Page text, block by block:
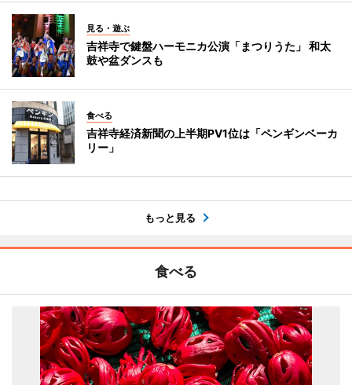
見る・遊ぶ
吉祥寺で鍵盤ハーモニカ公演「まつりうた」 和太
鼓や盆ダンスも
食べる
吉祥寺経済新聞の上半期PV1位は「ペンギンベーカ
リー」
もっと見る
食べる